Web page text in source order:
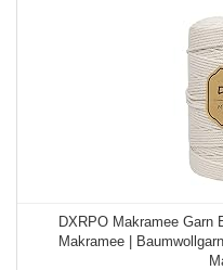
DXRPO Makramee Garn
Makramee |